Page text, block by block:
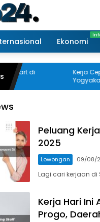
Ekonomi
di
Kerja Cepat
Yogyakarta
Peluang
2025
Lowongan 09/08/
Lagi cari kerjaan
Kerja Hari
Progo,